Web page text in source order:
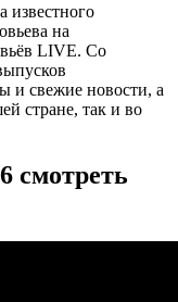
известного
на
LIVE. Со
и свежие новости, а
стране, так и во
смотреть